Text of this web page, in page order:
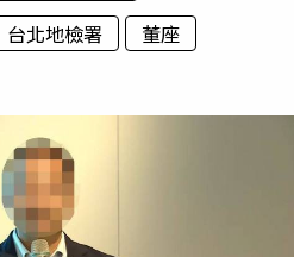
台北地檢署
董座